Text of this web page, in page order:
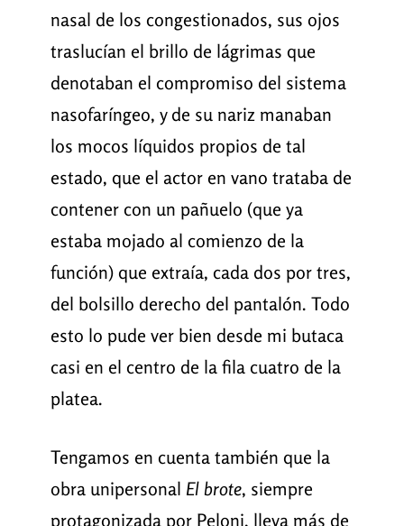
nasal de los congestionados, sus ojos
traslucían el brillo de lágrimas que
denotaban el compromiso del sistema
nasofaríngeo, y de su nariz manaban
los mocos líquidos propios de tal
estado, que el actor en vano trataba de
contener con un pañuelo (que ya
estaba mojado al comienzo de la
función) que extraía, cada dos por tres,
del bolsillo derecho del pantalón. Todo
esto lo pude ver bien desde mi butaca
casi en el centro de la fila cuatro de la
platea.
Tengamos en cuenta también que la
obra unipersonal El brote, siempre
protagonizada por Peloni, lleva más de